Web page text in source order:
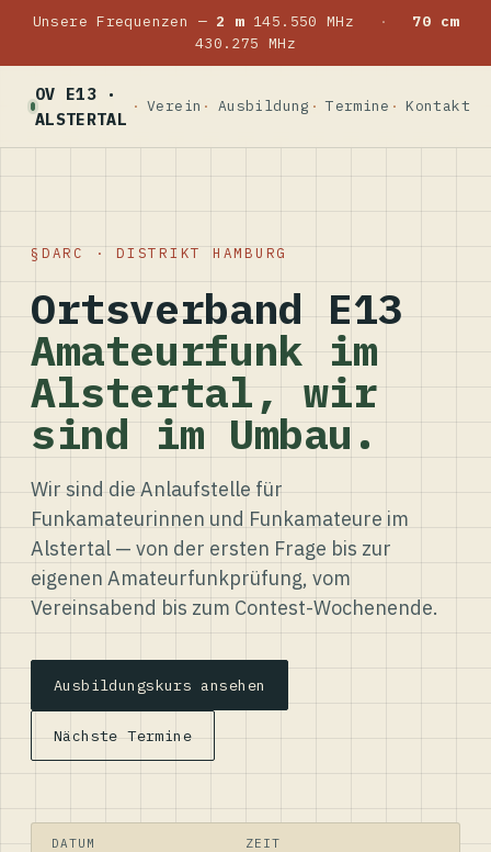
Unsere Frequenzen — 2 m145.550 MHz ·
70 cm
430.275 MHz
OV E13 ·
ALSTERTAL
Verein Ausbildung Termine Kontakt
DARC · DISTRIKT HAMBURG
Ortsverband E13
Amateurfunk im
Alstertal, wir
sind im Umbau.
Wir sind die Anlaufstelle für
Funkamateurinnen und Funkamateure im
Alstertal — von der ersten Frage bis zur
eigenen Amateurfunkprüfung, vom
Vereinsabend bis zum Contest-Wochenende.
Ausbildungskurs ansehen
Nächste Termine
DATUM
ZEIT